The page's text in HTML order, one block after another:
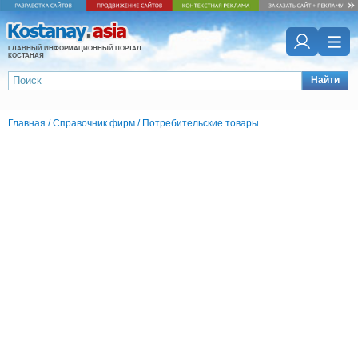
ГЛАВНЫЙ ИНФОРМАЦИОННЫЙ ПОРТАЛ
КОСТАНАЯ
Найти
Главная /Справочник фирм / Потребительские товары